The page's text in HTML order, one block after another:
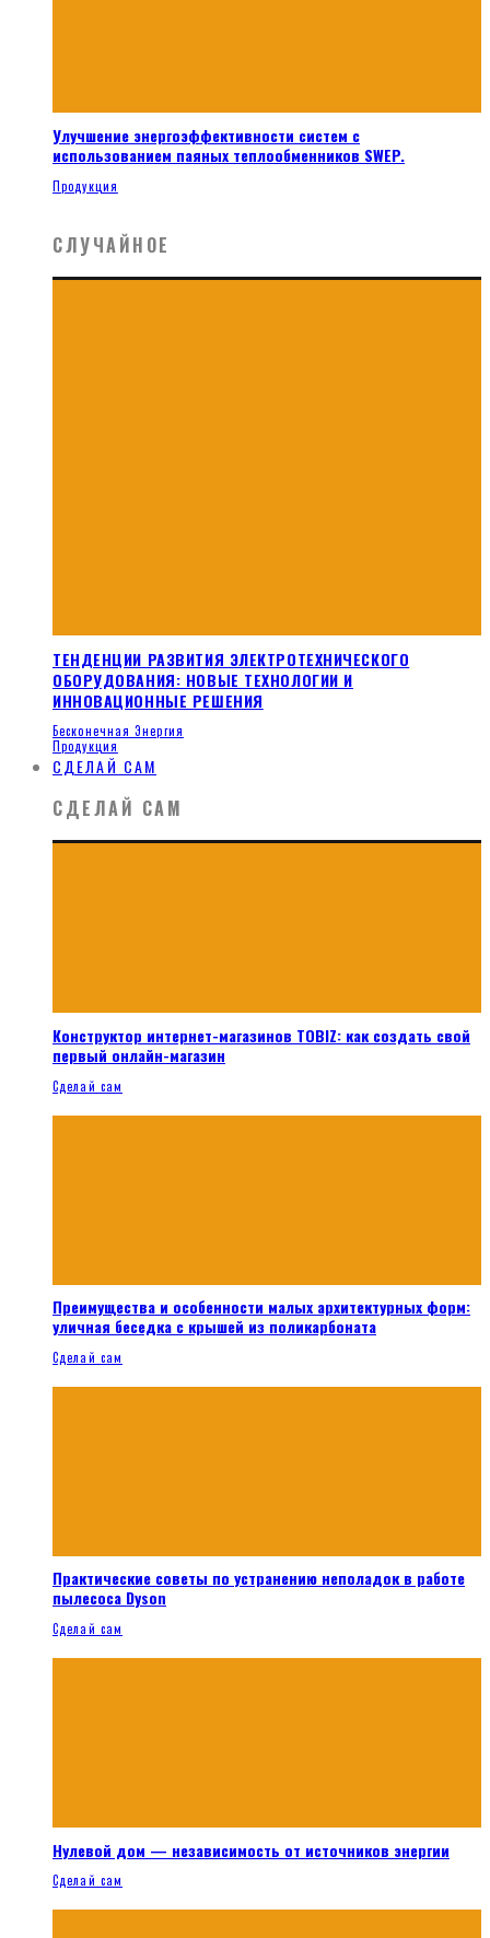
Улучшение энергоэффективности систем с
использованием паяных теплообменников SWEP.
Продукция
СЛУЧАЙНОЕ
ТЕНДЕНЦИИ РАЗВИТИЯ ЭЛЕКТРОТЕХНИЧЕСКОГО
ОБОРУДОВАНИЯ: НОВЫЕ ТЕХНОЛОГИИ И
ИННОВАЦИОННЫЕ РЕШЕНИЯ
Бесконечная Энергия
Продукция
СДЕЛАЙ САМ
СДЕЛАЙ САМ
Конструктор интернет-магазинов TOBIZ: как создать свой
первый онлайн-магазин
Сделай сам
Преимущества и особенности малых архитектурных форм:
уличная беседка с крышей из поликарбоната
Сделай сам
Практические советы по устранению неполадок в работе
пылесоса Dyson
Сделай сам
Нулевой дом — независимость от источников энергии
Сделай сам